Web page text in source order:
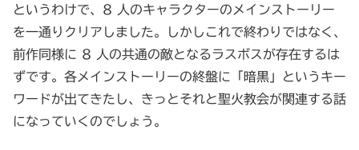
というわけで、8 人のキャラクターのメインストーリー
を一通りクリアしました。しかしこれで終わりではなく、
前作同様に 8 人の共通の敵となるラスボスが存在するは
ずです。各メインストーリーの終盤に「暗黒」というキー
ワードが出てきたし、きっとそれと聖火教会が関連する話
になっていくのでしょう。